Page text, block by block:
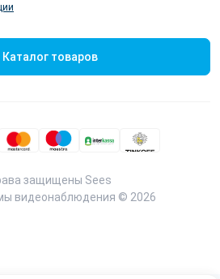
Каталог товаров
защищены Sees
видеонаблюдения © 2026